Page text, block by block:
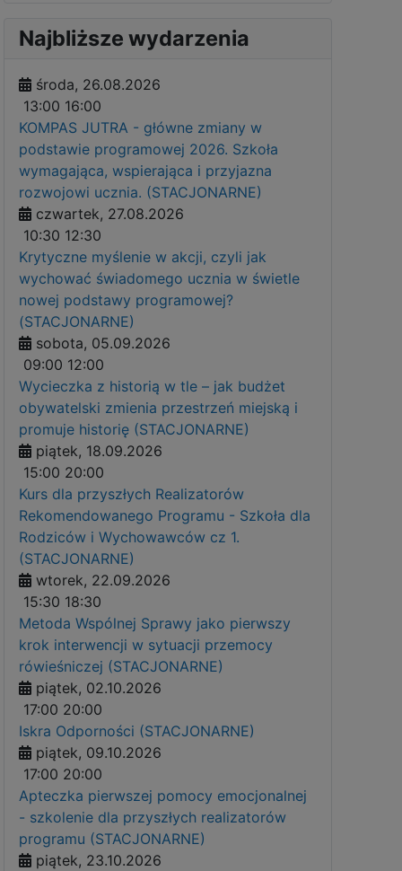
Najbliższe wydarzenia
środa, 26.08.2026
13:00 16:00
KOMPAS JUTRA - główne zmiany w
podstawie programowej 2026. Szkoła
wymagająca, wspierająca i przyjazna
rozwojowi ucznia. (STACJONARNE)
czwartek, 27.08.2026
10:30 12:30
Krytyczne myślenie w akcji, czyli jak
wychować świadomego ucznia w świetle
nowej podstawy programowej?
(STACJONARNE)
sobota, 05.09.2026
09:00 12:00
Wycieczka z historią w tle – jak budżet
obywatelski zmienia przestrzeń miejską i
promuje historię (STACJONARNE)
piątek, 18.09.2026
15:00 20:00
Kurs dla przyszłych Realizatorów
Rekomendowanego Programu - Szkoła dla
Rodziców i Wychowawców cz 1.
(STACJONARNE)
wtorek, 22.09.2026
15:30 18:30
Metoda Wspólnej Sprawy jako pierwszy
krok interwencji w sytuacji przemocy
rówieśniczej (STACJONARNE)
piątek, 02.10.2026
17:00 20:00
Iskra Odporności (STACJONARNE)
piątek, 09.10.2026
17:00 20:00
Apteczka pierwszej pomocy emocjonalnej
- szkolenie dla przyszłych realizatorów
programu (STACJONARNE)
piątek, 23.10.2026